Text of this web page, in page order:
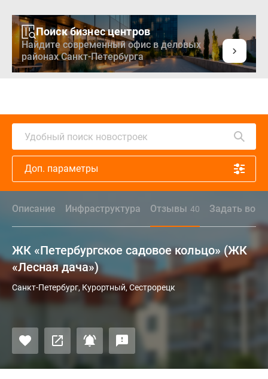
Поиск бизнес центров
Найдите современный офис в деловых
районах Санкт-Петербурга
Удобный поиск новостроек
Доп. параметры
Описание Инфраструктура Отзывы 40 Задать
ЖК «Петербургское садовое кольцо» (ЖК
«Лесная дача»)
Санкт-Петербург, Курортный, Сестрорецк